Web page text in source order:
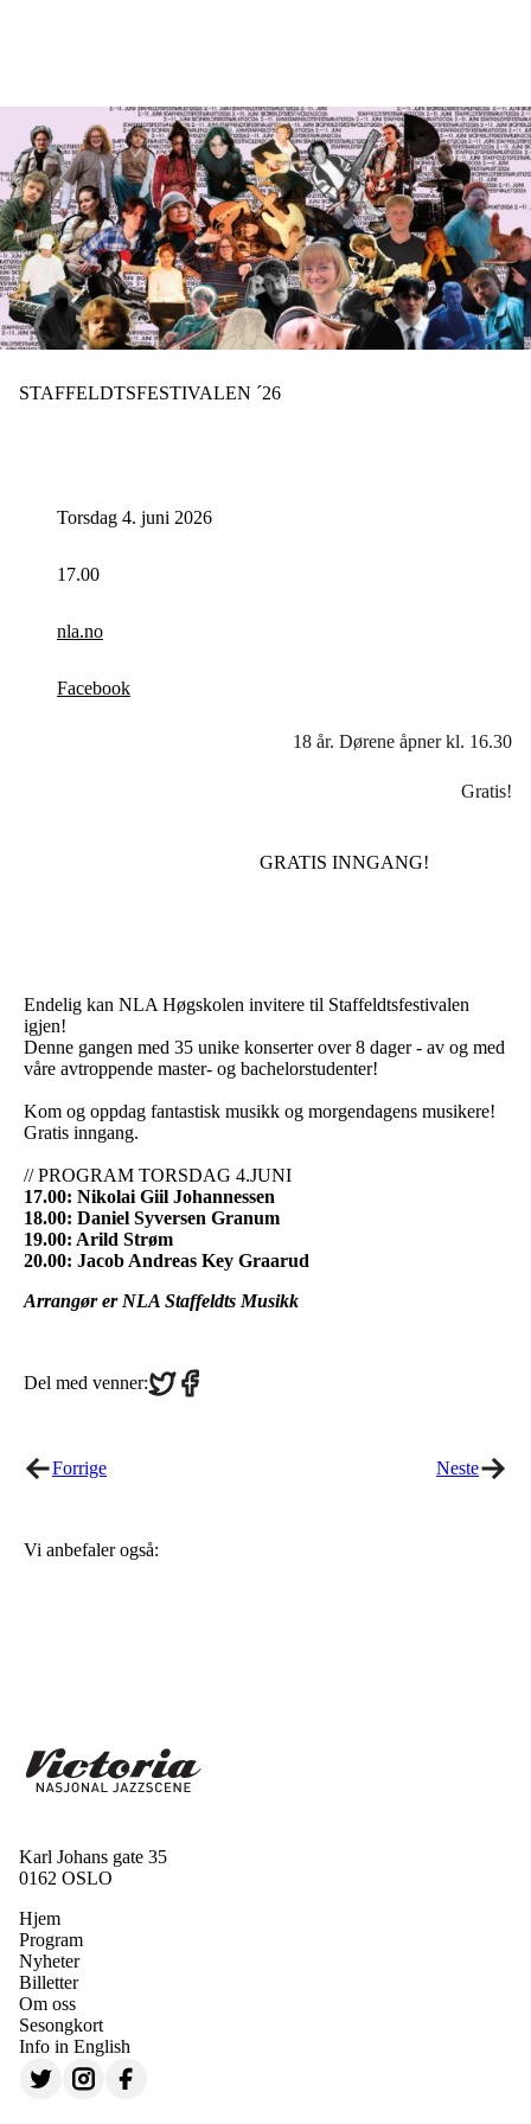
STAFFELDTSFESTIVALEN ´26
Torsdag 4. juni 2026
17.00
nla.no
Facebook
18 år. Dørene åpner kl. 16.30
Gratis!
GRATIS INNGANG!
Endelig kan NLA Høgskolen invitere til Staffeldtsfestivalen
igjen!
Denne gangen med 35 unike konserter over 8 dager - av og med
våre avtroppende master- og bachelorstudenter!
Kom og oppdag fantastisk musikk og morgendagens musikere!
Gratis inngang.
// PROGRAM TORSDAG 4.JUNI
17.00: Nikolai Giil Johannessen
18.00: Daniel Syversen Granum
19.00: Arild Strøm
20.00: Jacob Andreas Key Graarud
Arrangør er NLA Staffeldts Musikk
Del med venner:Share
on
Share
on
Forrige Neste
Vi anbefaler også:
Karl Johans gate 35
0162 OSLO
Hjem
Program
Nyheter
Billetter
Om oss
Sesongkort
Info in English